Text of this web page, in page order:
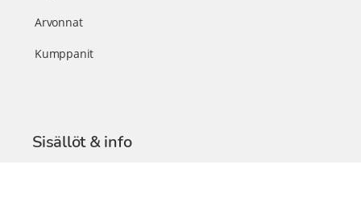
Arvonnat
Kumppanit
Sisällöt & info